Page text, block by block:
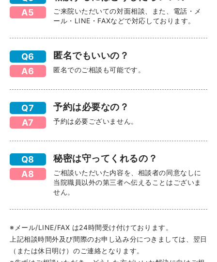
A5
ご来院いただいての対面相談、また、電話・メ
ール・LINE・FAXなどで対応しております。
Q6 匿名でもいいの？
A6 匿名でのご相談も可能です。
Q7 予約は必要なの？
A7 予約は必要ございません。
Q8 秘密は守ってくれるの？
A8
ご相談いただいた内容を、相談者の同意なしに
当院職員以外の第三者へ伝えることはございま
せん。
※メール/LINE/FAX は24時間受け付けております。
上記相談時間外及び間際のお申し込み分につきましては、翌日
（または休日明け）のご連絡となります。